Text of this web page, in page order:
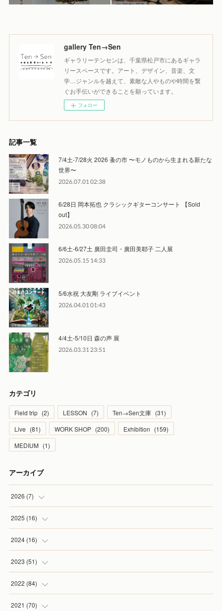
gallery Ten→Sen
ギャラリーテンセンは、千葉県松戸市にあるギャラ
リースペースです。アート、デザイン、音楽、文
学…ジャンルを越えて、素敵な人やものや時間を繋
ぐお手伝いができることを願っています。
フォロー
記事一覧
7/4土-7/28火 2026 蚤の市 〜モノものから生まれる新たな
世界〜
2026.07.01 02:38
6/28日 岡本拓也 クラシックギターコンサート 【Sold
out】
2026.05.30 08:04
6/6土-6/27土 廣田圭司・廣田美耶子 二人展
2026.05.15 14:33
5/6水祝 大友剛 ライブイベント
2026.04.01 01:43
4/4土-5/10日 森の声 展
2026.03.31 23:51
カテゴリ
Field trip (2) LESSON (7) Ten→Sen文庫 (31)
Live (81) WORK SHOP (200) Exhibition (159)
MEDIUM (1)
アーカイブ
2026 (7)
(1
(2
(2
(1
2025 (16)
(2
(1
(2
(1
2024 (16)
(3
(2
(3
2023 (51)
(1
(4
2022 (84)
(9
2021 (70)